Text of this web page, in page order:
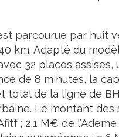
parcourue par huit
km. Adapté du
32 places
de 8 minutes, la
total de la ligne de
Le montant des
; 2,1 M€ de